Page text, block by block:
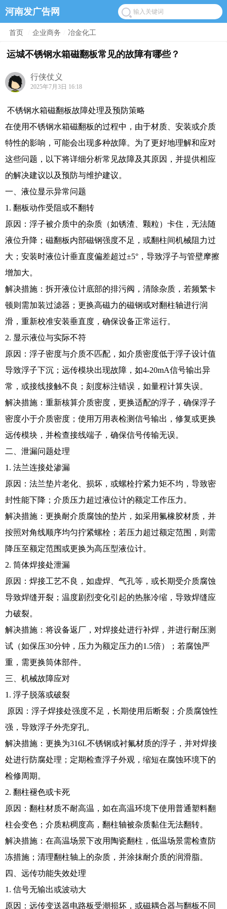
河南发广告网
首页 企业商务 冶金化工
运城不锈钢水箱磁翻板常见的故障有哪些？
行侠仗义
2025年7月3日 16:18
不锈钢水箱磁翻板故障处理及预防策略
在使用不锈钢水箱磁翻板的过程中，由于材质、安装或介质
特性的影响，可能会出现多种故障。为了更好地理解和应对
这些问题，以下将详细分析常见故障及其原因，并提供相应
的解决建议以及预防与维护建议。
一、液位显示异常问题
1. 翻板动作受阻或不翻转
原因：浮子被介质中的杂质（如锈渣、颗粒）卡住，无法随
液位升降；磁翻板内部磁钢强度不足，或翻柱间机械阻力过
大；安装时液位计垂直度偏差超过±5°，导致浮子与管壁摩擦
增加大。
解决措施：拆开液位计底部的排污阀，清除杂质，若频繁卡
顿则需加装过滤器；更换高磁力的磁钢或对翻柱轴进行润
滑，重新校准安装垂直度，确保设备正常运行。
2. 显示液位与实际不符
原因：浮子密度与介质不匹配，如介质密度低于浮子设计值
导致浮子下沉；远传模块出现故障，如4-20mA信号输出异
常，或接线接触不良；刻度标注错误，如量程计算失误。
解决措施：重新核算介质密度，更换适配的浮子，确保浮子
密度小于介质密度；使用万用表检测信号输出，修复或更换
远传模块，并检查接线端子，确保信号传输无误。
二、泄漏问题处理
1. 法兰连接处渗漏
原因：法兰垫片老化、损坏，或螺栓拧紧力矩不均，导致密
封性能下降；介质压力超过液位计的额定工作压力。
解决措施：更换耐介质腐蚀的垫片，如采用氟橡胶材质，并
按照对角线顺序均匀拧紧螺栓；若压力超过额定范围，则需
降压至额定范围或更换为高压型液位计。
2. 筒体焊接处泄漏
原因：焊接工艺不良，如虚焊、气孔等，或长期受介质腐蚀
导致焊缝开裂；温度剧烈变化引起的热胀冷缩，导致焊缝应
力破裂。
解决措施：将设备返厂，对焊接处进行补焊，并进行耐压测
试（如保压30分钟，压力为额定压力的1.5倍）；若腐蚀严
重，需更换筒体部件。
三、机械故障应对
1. 浮子脱落或破裂
原因：浮子焊接处强度不足，长期使用后断裂；介质腐蚀性
强，导致浮子外壳穿孔。
解决措施：更换为316L不锈钢或衬氟材质的浮子，并对焊接
处进行防腐处理；定期检查浮子外观，缩短在腐蚀环境下的
检修周期。
2. 翻柱褪色或卡死
原因：翻柱材质不耐高温，如在高温环境下使用普通塑料翻
柱会变色；介质粘稠度高，翻柱轴被杂质黏住无法翻转。
解决措施：在高温场景下改用陶瓷翻柱，低温场景需检查防
冻措施；清理翻柱轴上的杂质，并涂抹耐介质的润滑脂。
四、远传功能失效处理
1. 信号无输出或波动大
原因：远传变送器电路板受潮损坏，或磁耦合器与翻板不同